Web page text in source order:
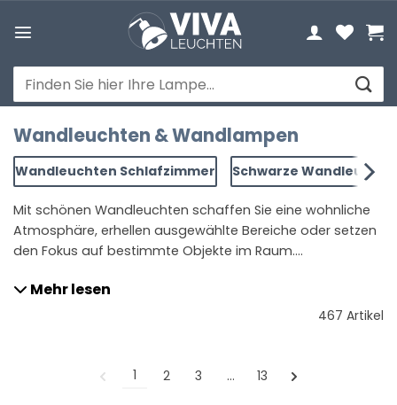
Inhalt
Suchen
nach:
Wandleuchten & Wandlampen
Wandleuchten Schlafzimmer Schwarze
Mit schönen Wandleuchten schaffen Sie eine wohnliche
Atmosphäre, erhellen ausgewählte Bereiche oder setzen
den Fokus auf bestimmte Objekte im Raum.
in den unterschiedlichsten Ausführungen. Erfahren Sie
hier, welche Wandlampe zu Ihrer Einrichtung passt und
Mehr lesen
467 Artikel
1 2 3 … 13